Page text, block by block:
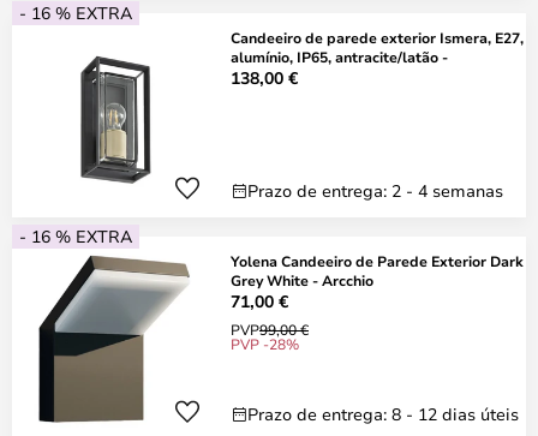
- 16 % EXTRA
Candeeiro de parede exterior Ismera, E27,
alumínio, IP65, antracite/latão -
138,00 €
Prazo de entrega: 2 - 4 semanas
- 16 % EXTRA
Yolena Candeeiro de Parede Exterior Dark
Grey White - Arcchio
71,00 €
PVP99,00 €
PVP -28%
Prazo de entrega: 8 - 12 dias úteis